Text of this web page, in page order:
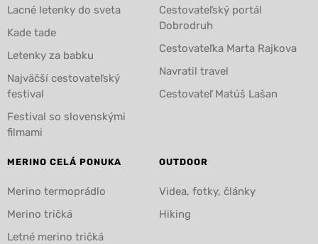
Lacné letenky do sveta
Kade tade
Letenky za babku
Najväčší cestovateľský
festival
Festival so slovenskými
filmami
Cestovateľský portál
Dobrodruh
Cestovateľka Marta Rajkova
Navratil travel
Cestovateľ Matúš Lašan
MERINO CELÁ PONUKA
Merino termoprádlo
Merino tričká
Letné merino tričká
OUTDOOR
Videa, fotky, články
Hiking